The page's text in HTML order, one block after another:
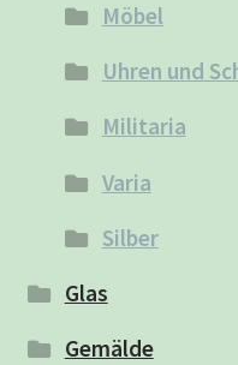
Möbel
Uhren und
Militaria
Varia
Silber
Glas
Gemälde